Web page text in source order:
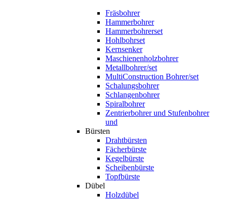
Fräsbohrer
Hammerbohrer
Hammerbohrerset
Hohlbohrset
Kernsenker
Maschienenholzbohrer
Metallbohrer/set
MultiConstruction Bohrer/set
Schalungsbohrer
Schlangenbohrer
Spiralbohrer
Zentrierbohrer und Stufenbohrer
und
Bürsten
Drahtbürsten
Fächerbürste
Kegelbürste
Scheibenbürste
Topfbürste
Dübel
Holzdübel